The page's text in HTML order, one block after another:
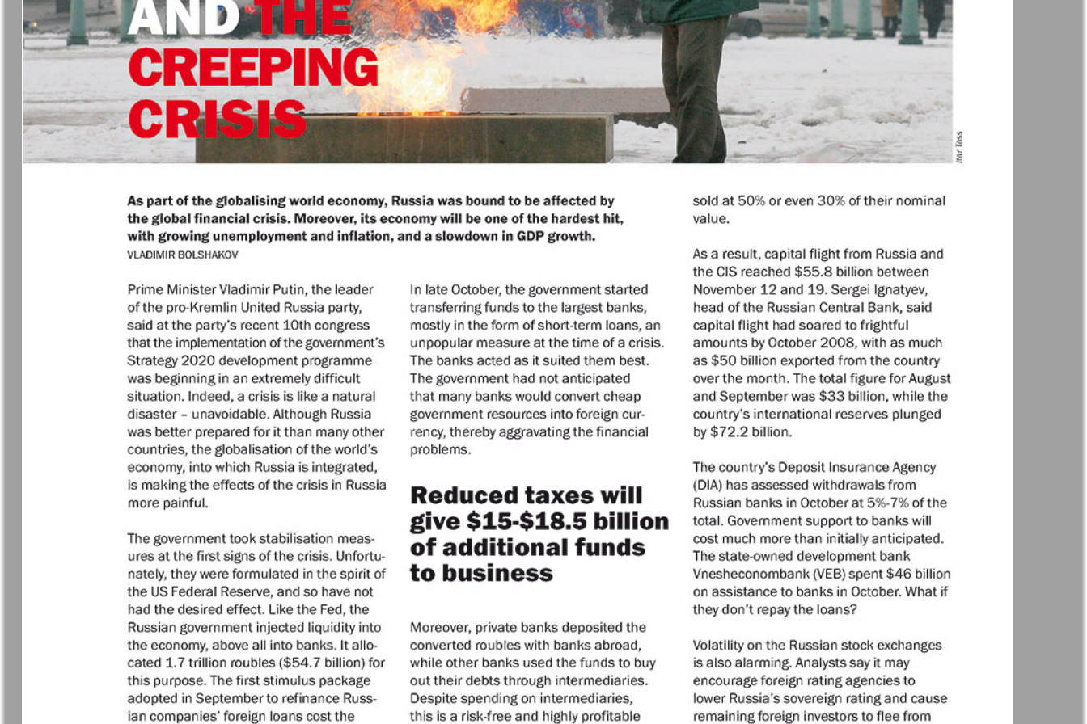
7плюс7я Авангард АйБолит Акцент Англия
Анонс Антенна
Аргументы и
факты Европа
Артек Аугсбург-сити
Ваша газета Версия Вести
Вечное
сокровище
Восточная
Германия
Восточный
курьер
Vizainfo.cz Wadim
Германия плюс Давай Диалог Diplomat Дом и семья
Домашний
кулинар
Домашний
ресторан
Дублин
инфоцентр
Еврейская газета
Еврейская
Европа экспресс ExPress Жасмин Жизнь женщины
Закон и люди
Зарубежные
записки
Здоровье Игуана Идеальная фирма
Известия BW Изюм iDEAL Карьера Катюша
Кенгуру Клан КП в Европе КП Испания Крот в Германии